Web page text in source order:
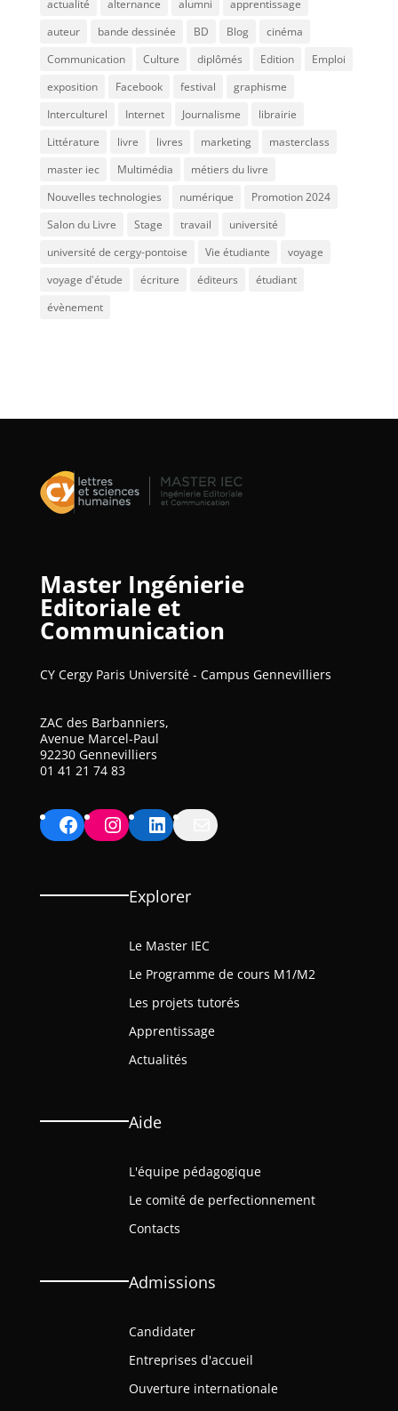
actualité alternance alumni
apprentissage
auteur
bande dessinée BD Blog
cinéma
Communication
Culture diplômés Edition
Emploi
exposition
Facebook festival
graphisme
Interculturel
Internet Journalisme
librairie
Littérature
livre livres marketing
masterclass
master iec
Multimédia
métiers du livre
Nouvelles technologies
numérique
Promotion 2024
Salon du Livre
Stage travail
université
université de cergy-pontoise
Vie étudiante
voyage
voyage d'étude
écriture éditeurs
étudiant
évènement
Master Ingénierie
Editoriale et
Communication
CY Cergy Paris Université - Campus Gennevilliers
ZAC des Barbanniers,
Avenue Marcel-Paul
92230 Gennevilliers
01 41 21 74 83
Facebook Instagram LinkedIn
Explorer
Le Master IEC
Le Programme de cours M1/M2
Les projets tutorés
Apprentissage
Actualités
Aide
L'équipe pédagogique
Le comité de perfectionnement
Contacts
Admissions
Candidater
Entreprises d'accueil
Ouverture internationale